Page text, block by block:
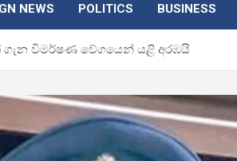
NEWS POLITICS BUSINESS
ගැන විමර්ෂණ වේගයෙන් යළි අරඹයි